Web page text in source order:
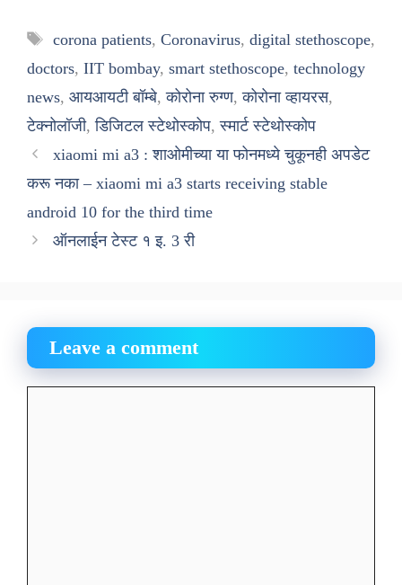
Tags
corona patients, Coronavirus, digital stethoscope,
doctors, IIT bombay, smart stethoscope, technology
news, आयआयटी बॉम्बे,कोरोना रुग्ण,कोरोना व्हायरस,
टेक्नोलॉजी,डिजिटल स्टेथोस्कोप,स्मार्ट स्टेथोस्कोप
xiaomi mi a3 : शाओमीच्या या फोनमध्ये चुकूनही अपडेट
करू नका – xiaomi mi a3 starts receiving stable
android 10 for the third time
ऑनलाईन टेस्ट १ इ. 3 री
Leave a comment